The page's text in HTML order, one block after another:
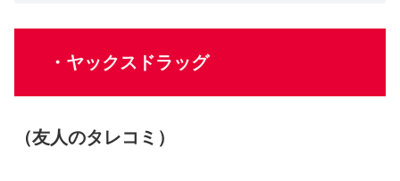
・ヤックスドラッグ
（友人のタレコミ）